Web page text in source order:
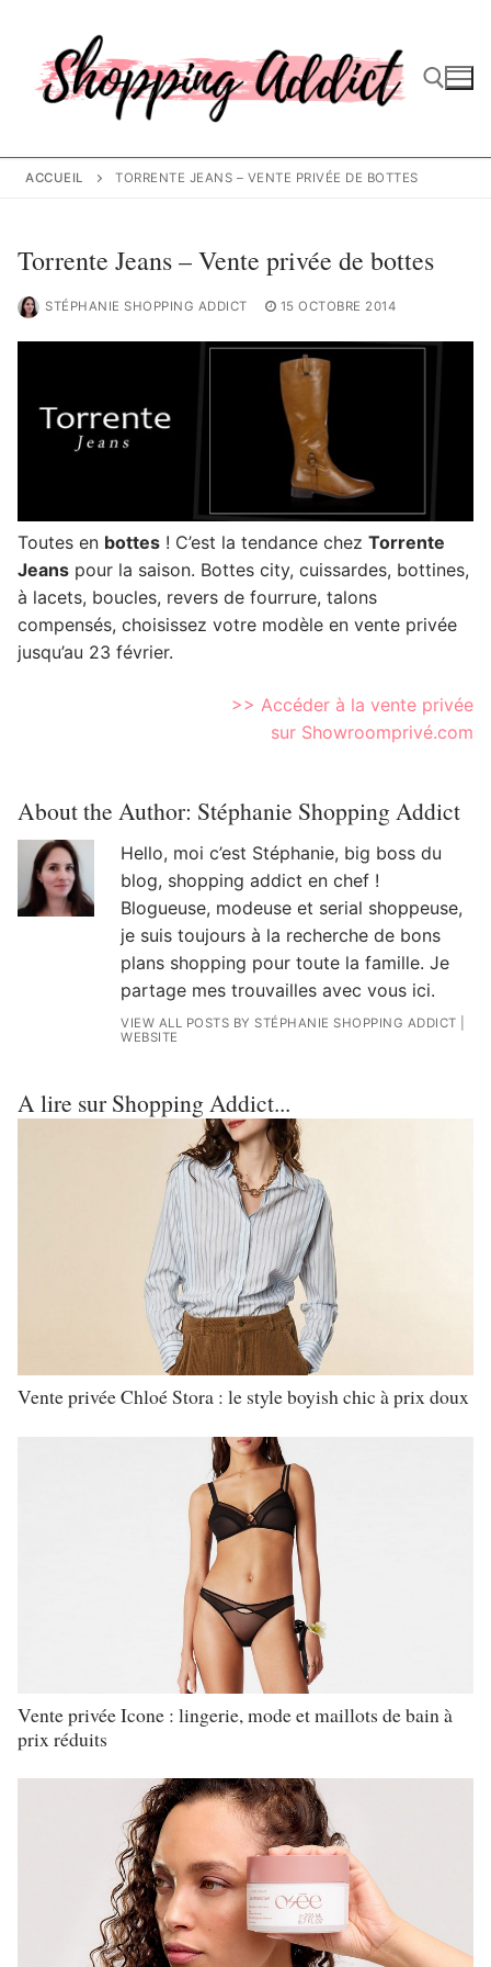
contenu
ACCUEIL TORRENTE JEANS – VENTE PRIVÉE DE BOTTES
Torrente Jeans – Vente privée de bottes
STÉPHANIE SHOPPING ADDICT 15 OCTOBRE 2014
Toutes en bottes ! C’est la tendance chez Torrente
Jeans pour la saison. Bottes city, cuissardes, bottines,
à lacets, boucles, revers de fourrure, talons
compensés, choisissez votre modèle en vente privée
jusqu’au 23 février.
>> Accéder à la vente privée
sur Showroomprivé.com
About the Author: Stéphanie Shopping Addict
Hello, moi c’est Stéphanie, big boss du
blog, shopping addict en chef !
Blogueuse, modeuse et serial shoppeuse,
je suis toujours à la recherche de bons
plans shopping pour toute la famille. Je
partage mes trouvailles avec vous ici.
VIEW ALL POSTS BY STÉPHANIE SHOPPING ADDICT
WEBSITE
A lire sur Shopping Addict...
Vente privée Chloé Stora : le style boyish chic à prix doux
Vente privée Icone : lingerie, mode et maillots de bain à
prix réduits